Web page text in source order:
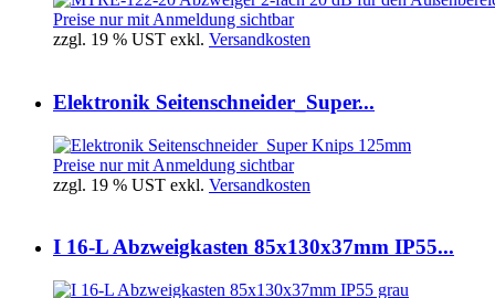
Preise nur mit Anmeldung sichtbar
zzgl. 19 % UST exkl. Versandkosten
Elektronik Seitenschneider_Super...
Preise nur mit Anmeldung sichtbar
zzgl. 19 % UST exkl. Versandkosten
I 16-L Abzweigkasten 85x130x37mm IP55...